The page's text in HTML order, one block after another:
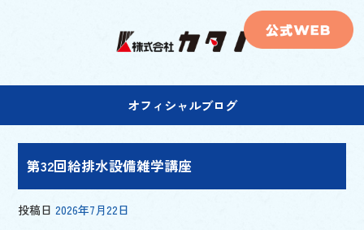
オフィシャルブログ
第32回給排水設備雑学講座
投稿日 2026年7月22日